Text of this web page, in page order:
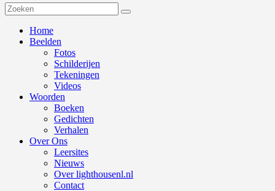
Home
Beelden
Fotos
Schilderijen
Tekeningen
Videos
Woorden
Boeken
Gedichten
Verhalen
Over Ons
Leersites
Nieuws
Over lighthousenl.nl
Contact